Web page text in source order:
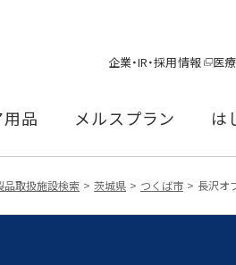
企業・IR・採用情報 医
品 メルスプラン は
品取扱施設検索 茨城県 つくば市 長沢オ